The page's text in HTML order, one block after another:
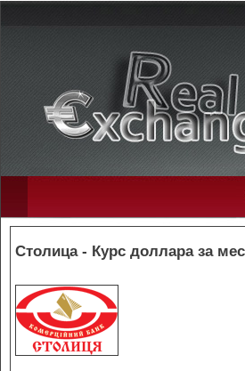
Столица - Курс доллара за